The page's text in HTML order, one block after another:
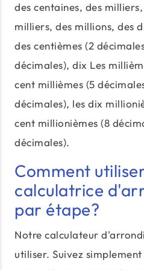
des centaines, des
milliers, des millions, des
des centièmes (2
décimales), dix Les
cent millièmes (5
décimales), les dix
cent millionièmes (8
décimales).
Comment
calculatrice
par étape?
Notre calculateur
utiliser. Suivez